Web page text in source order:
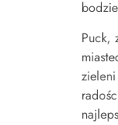
Puck,